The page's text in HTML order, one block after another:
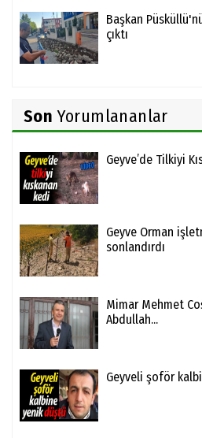
Başkan
çıktı
Son Yorumlananlar
Geyve’de Tilkiyi
Geyve Orman
sonlandırdı
Mimar Mehmet
Abdullah...
Geyveli şoför